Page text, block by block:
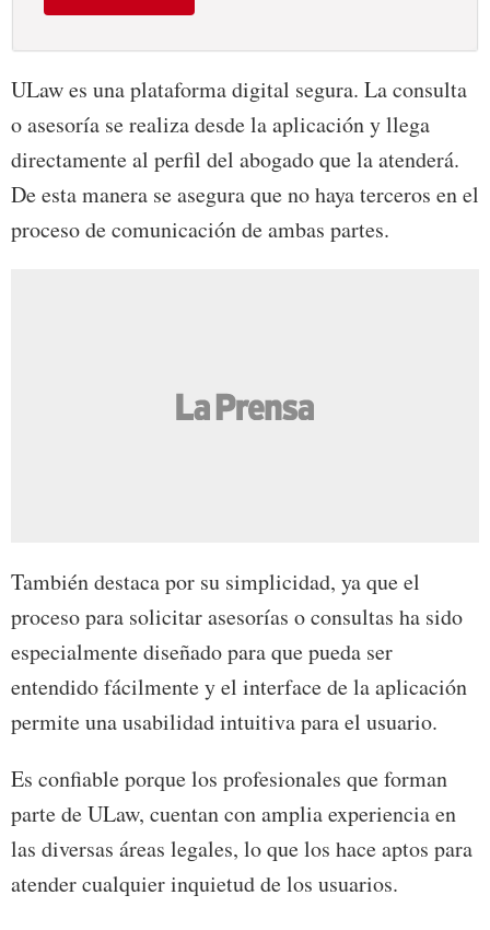
ULaw es una plataforma digital segura. La consulta
o asesoría se realiza desde la aplicación y llega
directamente al perfil del abogado que la atenderá.
De esta manera se asegura que no haya terceros en el
proceso de comunicación de ambas partes.
También destaca por su simplicidad, ya que el
proceso para solicitar asesorías o consultas ha sido
especialmente diseñado para que pueda ser
entendido fácilmente y el interface de la aplicación
permite una usabilidad intuitiva para el usuario.
Es confiable porque los profesionales que forman
parte de ULaw, cuentan con amplia experiencia en
las diversas áreas legales, lo que los hace aptos para
atender cualquier inquietud de los usuarios.